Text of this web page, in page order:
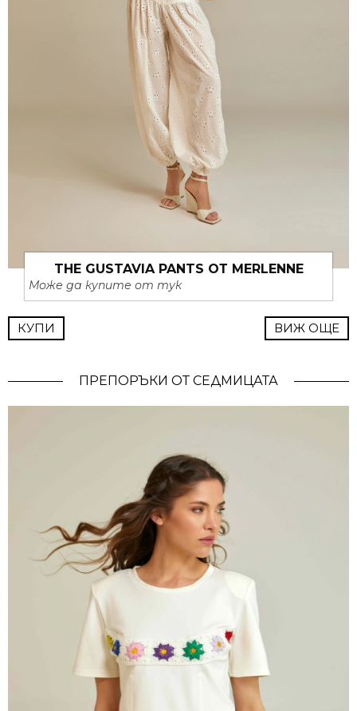
THE GUSTAVIA PANTS ОТ MERLENNE
Може да купите от тук
КУПИ ВИЖ ОЩЕ
ПРЕПОРЪКИ ОТ СЕДМИЦАТА